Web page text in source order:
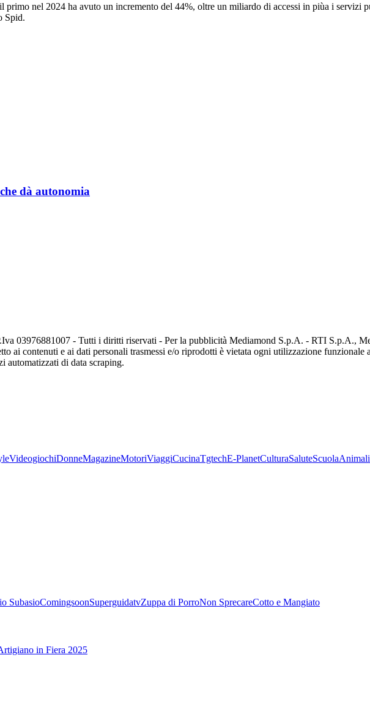
primo nel 2024 ha avuto un incremento del 44%, oltre un miliardo di accessi in piùa i servizi
Spid.
dà autonomia
03976881007 - Tutti i diritti riservati - Per la pubblicità Mediamond S.p.A. - RTI S.p.A.,
ai contenuti e ai dati personali trasmessi e/o riprodotti è vietata ogni utilizzazione funzionale
automatizzati di data scraping.
VideogiochiDonneMagazineMotoriViaggiCucinaTgtechE-PlanetCulturaSaluteScuolaAnimali
SubasioComingsoonSuperguidatvZuppa di PorroNon SprecareCotto e Mangiato
in Fiera 2025